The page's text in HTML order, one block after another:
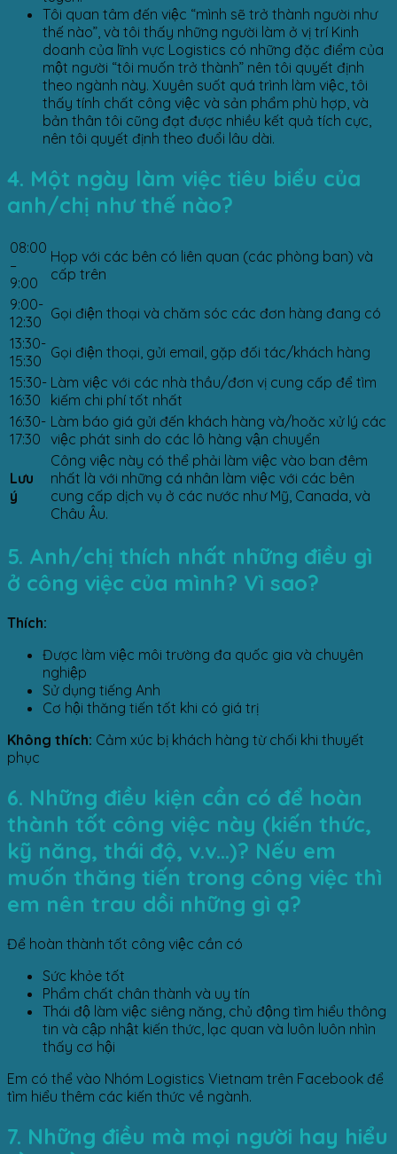
Tôi quan tâm đến việc “mình sẽ trở thành người như
thế nào”, và tôi thấy những người làm ở vị trí Kinh
doanh của lĩnh vực Logistics có những đặc điểm của
một người “tôi muốn trở thành” nên tôi quyết định
theo ngành này. Xuyên suốt quá trình làm việc, tôi
thấy tính chất công việc và sản phẩm phù hợp, và
bản thân tôi cũng đạt được nhiều kết quả tích cực,
nên tôi quyết định theo đuổi lâu dài.
4. Một ngày làm việc tiêu biểu của
anh/chị như thế nào?
08:00
–
9:00
Họp với các bên có liên quan (các phòng ban) và
cấp trên
9:00-
12:30 Gọi điện thoại và chăm sóc các đơn hàng đang có
13:30-
15:30 Gọi điện thoại, gửi email, gặp đối tác/khách hàng
15:30-
16:30
Làm việc với các nhà thầu/đơn vị cung cấp để tìm
kiếm chi phí tốt nhất
16:30-
17:30
Làm báo giá gửi đến khách hàng và/hoăc xử lý các
việc phát sinh do các lô hàng vận chuyển
Lưu
ý
Công việc này có thể phải làm việc vào ban đêm
nhất là với những cá nhân làm việc với các bên
cung cấp dịch vụ ở các nước như Mỹ, Canada, và
Châu Âu.
5. Anh/chị thích nhất những điều gì
ở công việc của mình? Vì sao?
Thích:
Được làm việc môi trường đa quốc gia và chuyên
nghiệp
Sử dụng tiếng Anh
Cơ hội thăng tiến tốt khi có giá trị
Không thích: Cảm xúc bị khách hàng từ chối khi thuyết
phục
6. Những điều kiện cần có để hoàn
thành tốt công việc này (kiến thức,
kỹ năng, thái độ, v.v…)? Nếu em
muốn thăng tiến trong công việc thì
em nên trau dồi những gì ạ?
Để hoàn thành tốt công việc cần có
Sức khỏe tốt
Phẩm chất chân thành và uy tín
Thái độ làm việc siêng năng, chủ động tìm hiểu thông
tin và cập nhật kiến thức, lạc quan và luôn luôn nhìn
thấy cơ hội
Em có thể vào Nhóm Logistics Vietnam trên Facebook để
tìm hiểu thêm các kiến thức về ngành.
7. Những điều mà mọi người hay hiểu